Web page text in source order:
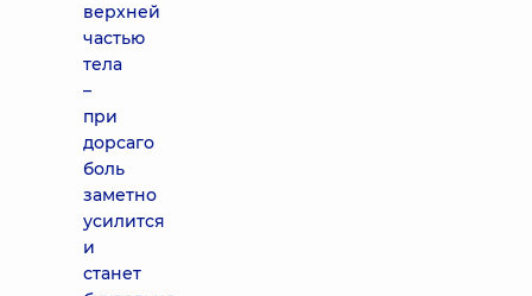
верхней
частью
тела
–
при
дорсаго
боль
заметно
усилится
и
станет